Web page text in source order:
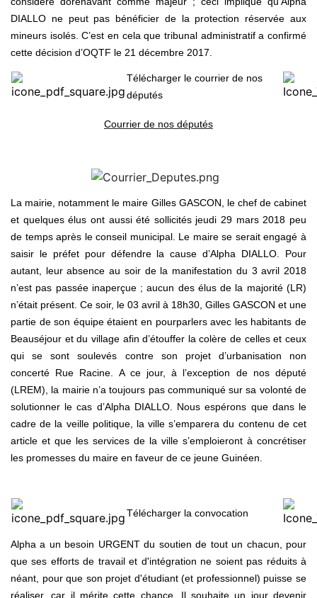
DIALLO ne peut pas bénéficier de la protection réservée aux
mineurs isolés. C’est en cela que tribunal administratif a confirmé
cette décision d’OQTF le 21 décembre 2017.
Télécharger le courrier de nos
députés
Courrier de nos députés
La mairie, notamment le maire Gilles GASCON, le chef de cabinet
et quelques élus ont aussi été sollicités jeudi 29 mars 2018 peu
de temps après le conseil municipal. Le maire se serait engagé à
saisir le préfet pour défendre la cause d’Alpha DIALLO. Pour
autant, leur absence au soir de la manifestation du 3 avril 2018
n’est pas passée inaperçue ; aucun des élus de la majorité (LR)
n’était présent. Ce soir, le 03 avril à 18h30, Gilles GASCON et une
partie de son équipe étaient en pourparlers avec les habitants de
Beauséjour et du village afin d’étouffer la colère de celles et ceux
qui se sont soulevés contre son projet d’urbanisation non
concerté Rue Racine. A ce jour, à l’exception de nos député
(LREM), la mairie n’a toujours pas communiqué sur sa volonté de
solutionner le cas d’Alpha DIALLO. Nous espérons que dans le
cadre de la veille politique, la ville s’emparera du contenu de cet
article et que les services de la ville s’emploieront à concrétiser
les promesses du maire en faveur de ce jeune Guinéen.
Télécharger la convocation
Alpha a un besoin URGENT du soutien de tout un chacun, pour
que ses efforts de travail et d'intégration ne soient pas réduits à
néant, pour que son projet d'étudiant (et professionnel) puisse se
réaliser, car il mérite cette chance. Il souhaite un jour devenir